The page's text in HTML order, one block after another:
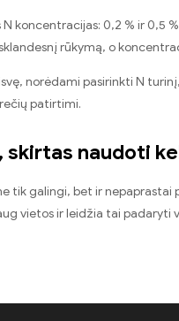
koncentracijas: 0,2 % ir 0,5
rūkymą, o
norėdami pasirinkti N
patirtimi.
skirtas naudoti
tik galingi, bet ir nepaprastai
vietos ir leidžia tai